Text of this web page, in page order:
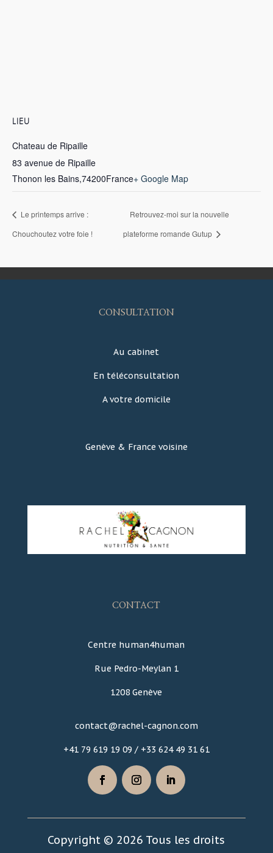
LIEU
Chateau de Ripaille
83 avenue de Ripaille
Thonon les Bains,74200France+ Google Map
Le printemps arrive :
Chouchoutez votre foie !
Retrouvez-moi sur la nouvelle
plateforme romande Gutup
CONSULTATION
Au cabinet
En téléconsultation
A votre domicile
Genève & France voisine
CONTACT
Centre human4human
Rue Pedro-Meylan 1
1208 Genève
contact@rachel-cagnon.com
+41 79 619 19 09 / +33 624 49 31 61
Copyright © 2026 Tous les droits